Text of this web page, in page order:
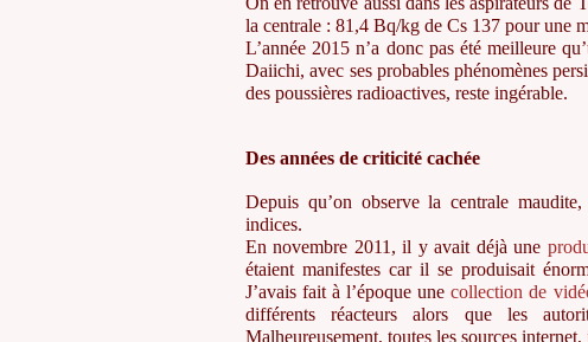
la centrale : 81,4 Bq/kg de Cs 137 pour une
L’année 2015 n’a donc pas été meilleure
Daiichi, avec ses probables phénomènes
des poussières radioactives, reste ingérable.
Des années de criticité cachée
Depuis qu’on observe la centrale
indices.
En novembre 2011, il y avait déjà une
étaient manifestes car il se produisait
J’avais fait à l’époque unecollection de
différents réacteurs alors que les
Malheureusement, toutes les sources